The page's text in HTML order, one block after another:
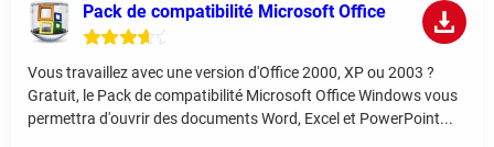
Pack de compatibilité Microsoft Office
Vous travaillez avec une version d'Office 2000, XP ou 2003 ?
Gratuit, le Pack de compatibilité Microsoft Office Windows vous
permettra d'ouvrir des documents Word, Excel et PowerPoint...